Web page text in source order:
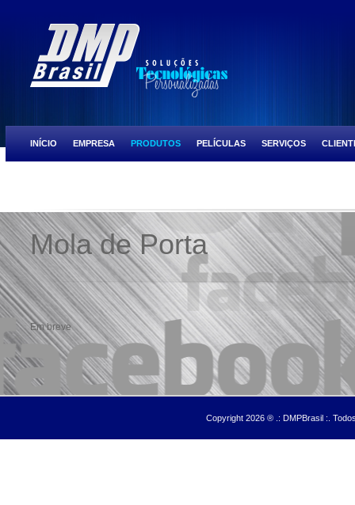
INÍCIO EMPRESA PRODUTOS PELÍCULAS SERVIÇOS
Mola de Porta
Em breve
Copyright 2026 ® .: DMPBrasil :.